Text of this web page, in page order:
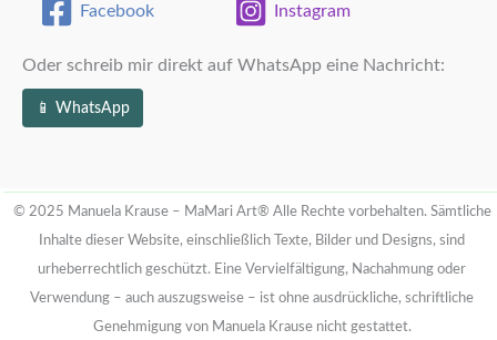
Facebook Instagram
Oder schreib mir direkt auf WhatsApp eine Nachricht:
📱 WhatsApp
© 2025 Manuela Krause – MaMari Art® Alle Rechte vorbehalten. Sämtliche
Inhalte dieser Website, einschließlich Texte, Bilder und Designs, sind
urheberrechtlich geschützt. Eine Vervielfältigung, Nachahmung oder
Verwendung – auch auszugsweise – ist ohne ausdrückliche, schriftliche
Genehmigung von Manuela Krause nicht gestattet.